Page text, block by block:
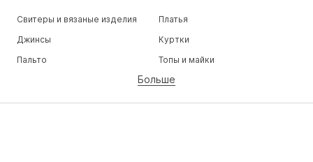
Свитеры и вязаные изделия
Платья
Джинсы
Куртки
Пальто
Топы и майки
Белье
Больше